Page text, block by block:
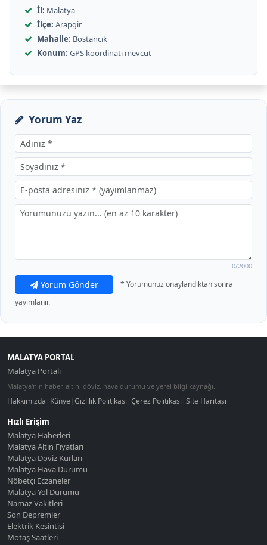
İl: Malatya
İlçe: Arapgir
Mahalle: Bostancık
Konum: GPS koordinatı mevcut
Yorum Yaz
0/2000
Yorum Gönder
* Yorumunuz onaylandıktan sonra
yayımlanır.
MALATYA PORTAL
Malatya Portalı
Malatya'nın haber, altın, döviz, hava durumu ve yerel bilgi kaynağı.
Hakkımızda | Künye |Gizlilik Politikası |Çerez Politikası |Site Haritası
Hızlı Erişim
Malatya Haberleri
Malatya Altın Fiyatları
Malatya Döviz Kurları
Malatya Hava Durumu
Nöbetçi Eczaneler
Malatya Yol Durumu
Namaz Vakitleri
Son Depremler
Elektrik Kesintisi
Motaş Saatleri